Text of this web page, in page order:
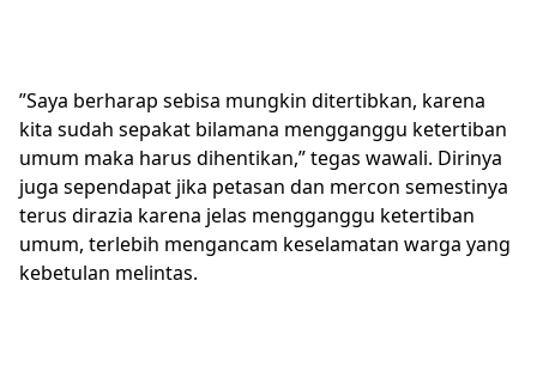
”Saya berharap sebisa mungkin ditertibkan, karena
kita sudah sepakat bilamana mengganggu ketertiban
umum maka harus dihentikan,” tegas wawali. Dirinya
juga sependapat jika petasan dan mercon semestinya
terus dirazia karena jelas mengganggu ketertiban
umum, terlebih mengancam keselamatan warga yang
kebetulan melintas.